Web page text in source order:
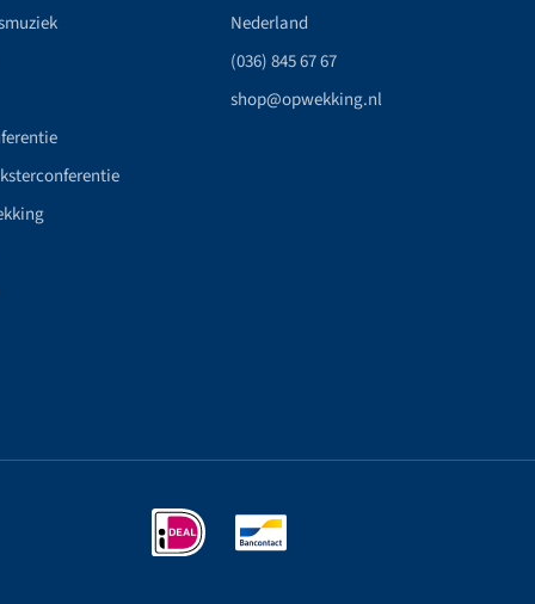
Nederland
(036) 845 67 67
shop@opwekking.nl